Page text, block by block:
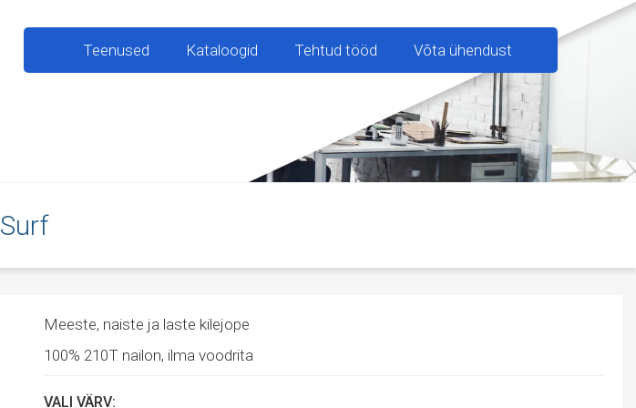
Teenused Kataloogid Tehtud tööd Võta ühendust
Surf
Meeste, naiste ja laste kilejope
100% 210T nailon, ilma voodrita
VALI VÄRV: